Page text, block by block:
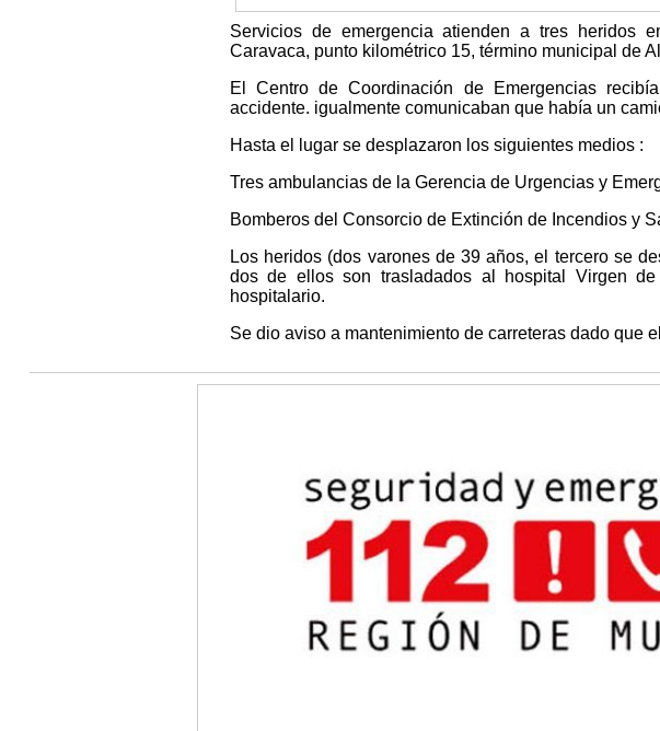
Servicios de emergencia atienden a tres heridos
Caravaca, punto kilométrico 15, término municipal de
El Centro de Coordinación de Emergencias
accidente. igualmente comunicaban que había un
Hasta el lugar se desplazaron los siguientes medios :
Tres ambulancias de la Gerencia de Urgencias y
Bomberos del Consorcio de Extinción de Incendios y
Los heridos (dos varones de 39 años, el tercero se
dos de ellos son trasladados al hospital Virgen
hospitalario.
Se dio aviso a mantenimiento de carreteras dado que